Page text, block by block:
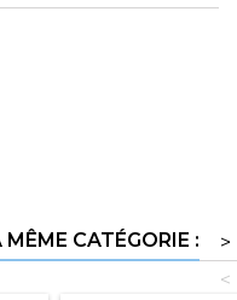
CATÉGORIE :
>
<